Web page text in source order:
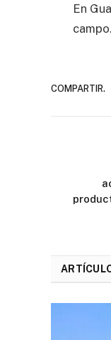
En
campo.
COMPARTIR.